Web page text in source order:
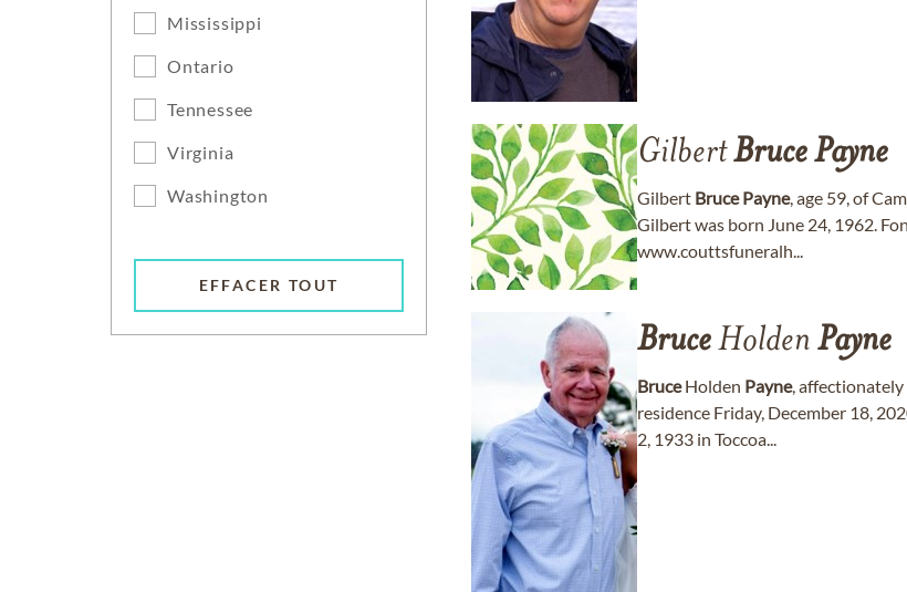
Mississippi
Ontario
Tennessee
Virginia
Washington
EFFACER TOUT
GilbertBrucePayne
Gilbert Bruce Payne, age 59, of
Gilbert was born June 24, 1962.
www.couttsfuneralh...
BruceHolden Payne
BruceHolden Payne, affectionately
residence Friday, December 18,
2, 1933 in Toccoa...